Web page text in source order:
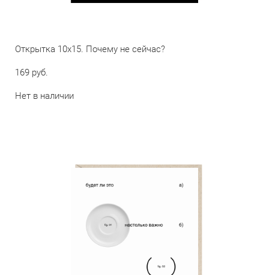
Открытка 10х15. Почему не сейчас?
169 pуб.
Нет в наличии